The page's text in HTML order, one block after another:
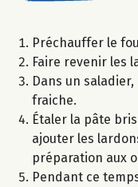
Préchauffer le
Faire revenir les
Dans un
fraiche.
Étaler la pâte
ajouter les
préparation aux
Pendant ce